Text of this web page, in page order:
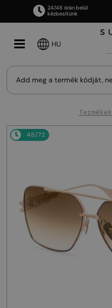
24/48 órán belül
kézbesítünk
HU
Termékek
48/72